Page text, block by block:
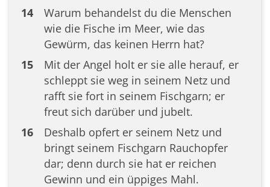
14
Warum behandelst du die Menschen
wie die Fische im Meer, wie das
Gewürm, das keinen Herrn hat?
15
Mit der Angel holt er sie alle herauf, er
schleppt sie weg in seinem Netz und
rafft sie fort in seinem Fischgarn; er
freut sich darüber und jubelt.
16
Deshalb opfert er seinem Netz und
bringt seinem Fischgarn Rauchopfer
dar; denn durch sie hat er reichen
Gewinn und ein üppiges Mahl.